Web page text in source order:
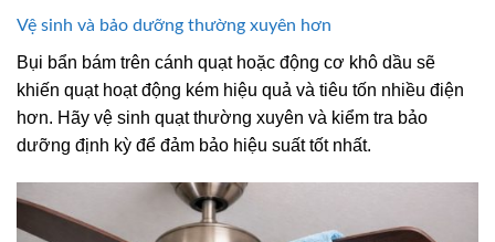
Vệ sinh và bảo dưỡng thường xuyên hơn
Bụi bẩn bám trên cánh quạt hoặc động cơ khô dầu sẽ
khiến quạt hoạt động kém hiệu quả và tiêu tốn nhiều điện
hơn. Hãy vệ sinh quạt thường xuyên và kiểm tra bảo
dưỡng định kỳ để đảm bảo hiệu suất tốt nhất.